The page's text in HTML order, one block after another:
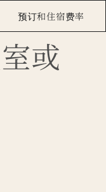
预订和住宿费率
或